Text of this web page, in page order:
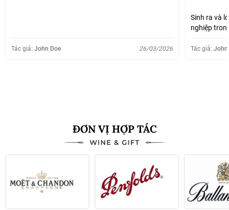
Tác giả: John Doe 26/03/2026
Sinh ra và
nghiệp
được giá
Tác giả:John
ĐƠN VỊ HỢP TÁC